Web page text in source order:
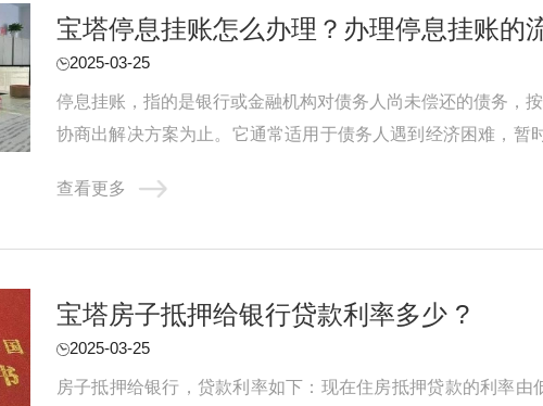
宝塔停息挂账怎么办理？办理停息挂账的
2025-03-25
停息挂账，指的是银行或金融机构对债务人尚未偿还的债务，
协商出解决方案为止。它通常适用于债务人遇到经济困难，
查看更多
宝塔房子抵押给银行贷款利率多少 ?
2025-03-25
房子抵押给银行，贷款利率如下：现在住房抵押贷款的利率